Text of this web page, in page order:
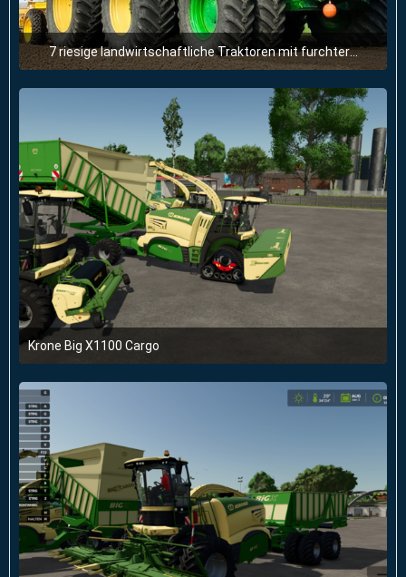
7 riesige landwirtschaftliche Traktoren mit furchterregender Kraft, die Sie noch nie gesehen haben
28. Juni 2025 um 11:51
Krone Big X1100 Cargo
22. April 2025 um 20:10
1